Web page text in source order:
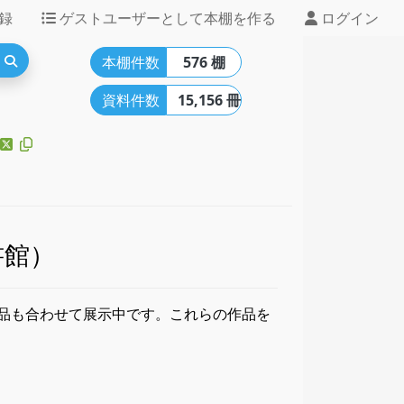
ゲストユーザーとして本棚を作る ログイン
本棚件数
576 棚
資料件数
15,156 冊
）
も合わせて展示中です。これらの作品を